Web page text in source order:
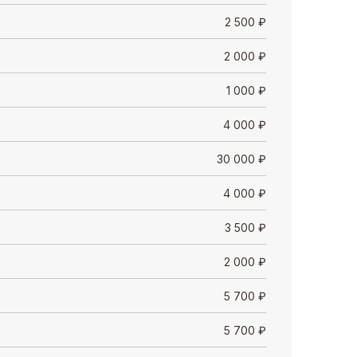
2 500 ₽
2 000 ₽
1 000 ₽
4 000 ₽
30 000 ₽
4 000 ₽
3 500 ₽
2 000 ₽
5 700 ₽
5 700 ₽